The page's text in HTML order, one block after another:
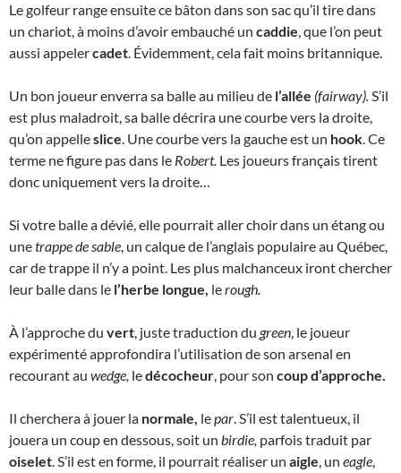
Le golfeur range ensuite ce bâton dans son sac qu’il tire dans
un chariot, à moins d’avoir embauché un caddie, que l’on peut
aussi appelercadet. Évidemment, cela fait moins britannique.
Un bon joueur enverra sa balle au milieu de l’allée (fairway).S’il
est plus maladroit, sa balle décrira une courbe vers la droite,
qu’on appelleslice. Une courbe vers la gauche est un hook. Ce
terme ne figure pas dans le Robert. Les joueurs français tirent
donc uniquement vers la droite…
Si votre balle a dévié, elle pourrait aller choir dans un étang ou
unetrappe de sable, un calque de l’anglais populaire au Québec,
car de trappe il n’y a point. Les plus malchanceux iront chercher
leur balle dans le l’herbe longue, lerough.
À l’approche du vert, juste traduction du green, le joueur
expérimenté approfondira l’utilisation de son arsenal en
recourant au wedge, ledécocheur, pour son coup d’approche.
Il cherchera à jouer la normale, lepar. S’il est talentueux, il
jouera un coup en dessous, soit un birdie, parfois traduit par
oiselet. S’il est en forme, il pourrait réaliser un aigle, un eagle,